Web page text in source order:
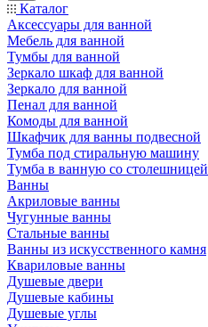
Каталог
Аксессуары для ванной
Мебель для ванной
Тумбы для ванной
Зеркало шкаф для ванной
Зеркало для ванной
Пенал для ванной
Комоды для ванной
Шкафчик для ванны подвесной
Тумба под стиральную машину
Тумба в ванную со столешницей
Ванны
Акриловые ванны
Чугунные ванны
Стальные ванны
Ванны из искусственного камня
Квариловые ванны
Душевые двери
Душевые кабины
Душевые углы